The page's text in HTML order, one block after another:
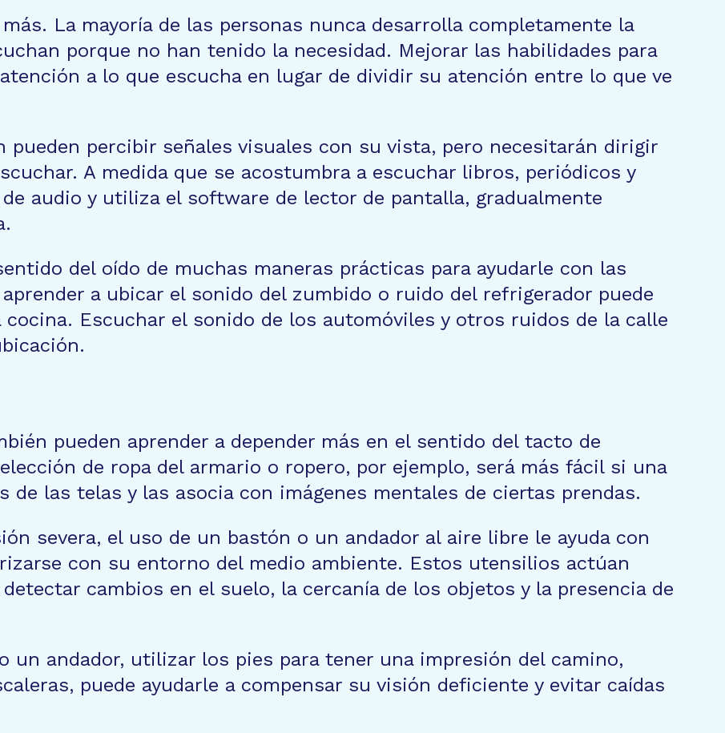
La mayoría de las personas nunca desarrolla completamente la
porque no han tenido la necesidad. Mejorar las habilidades para
a lo que escucha en lugar de dividir su atención entre lo que ve
pueden percibir señales visuales con su vista, pero necesitarán dirigir
A medida que se acostumbra a escuchar libros, periódicos y
audio y utiliza el software de lector de pantalla, gradualmente
del oído de muchas maneras prácticas para ayudarle con las
a ubicar el sonido del zumbido o ruido del refrigerador puede
cocina. Escuchar el sonido de los automóviles y otros ruidos de la calle
pueden aprender a depender más en el sentido del tacto de
de ropa del armario o ropero, por ejemplo, será más fácil si una
de las telas y las asocia con imágenes mentales de ciertas prendas.
severa, el uso de un bastón o un andador al aire libre le ayuda con
con su entorno del medio ambiente. Estos utensilios actúan
detectar cambios en el suelo, la cercanía de los objetos y la presencia de
un andador, utilizar los pies para tener una impresión del camino,
puede ayudarle a compensar su visión deficiente y evitar caídas